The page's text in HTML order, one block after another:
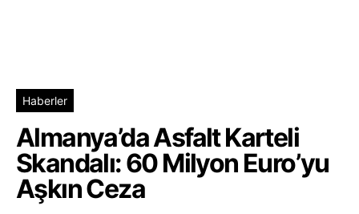
Haberler
Almanya’da Asfalt Karteli
Skandalı: 60 Milyon Euro’yu
Aşkın Ceza